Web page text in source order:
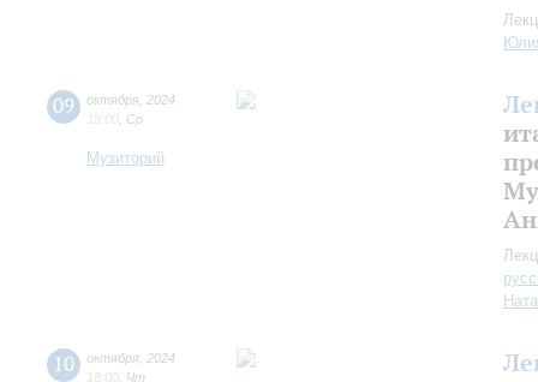
09 октября 2024
18:00 Ср
Музиторий
10 октября 2024
18:00 Чт